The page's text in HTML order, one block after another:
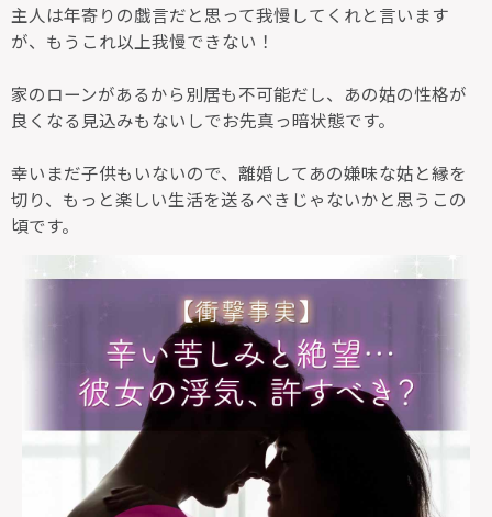
主人は年寄りの戯言だと思って我慢してくれと言います
が、もうこれ以上我慢できない！
家のローンがあるから別居も不可能だし、あの姑の性格が
良くなる見込みもないしでお先真っ暗状態です。
幸いまだ子供もいないので、離婚してあの嫌味な姑と縁を
切り、もっと楽しい生活を送るべきじゃないかと思うこの
頃です。